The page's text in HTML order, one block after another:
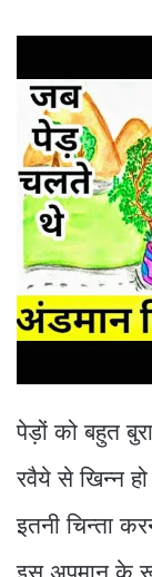
पेड़ों को बहुत
रवैये से खिन्न
इतनी चिन्ता
इस अपमान के